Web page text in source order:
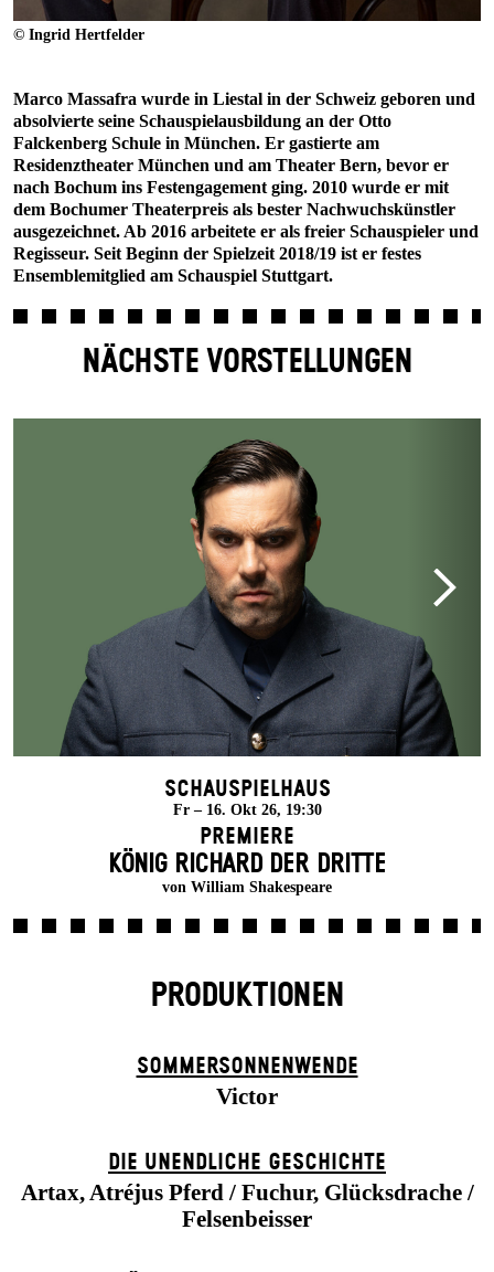
© Ingrid Hertfelder
Marco Massafra wurde in Liestal in der Schweiz geboren und
absolvierte seine Schauspielausbildung an der Otto
Falckenberg Schule in München. Er gastierte am
Residenztheater München und am Theater Bern, bevor er
nach Bochum ins Festengagement ging. 2010 wurde er mit
dem Bochumer Theaterpreis als bester Nachwuchskünstler
ausgezeichnet. Ab 2016 arbeitete er als freier Schauspieler und
Regisseur. Seit Beginn der Spielzeit 2018/19 ist er festes
Ensemblemitglied am Schauspiel Stuttgart.
NÄCHSTE VORSTELLUNGEN
Schauspielhaus
Fr – 16. Okt 26, 19:30
Premiere
KÖNIG RICHARD DER DRITTE
von William Shakespeare
PRODUKTIONEN
SOMMER­SONNEN­WENDE
Victor
DIE UN­ENDLICHE GESCHICHTE
Artax, Atréjus Pferd / Fuchur, Glücksdrache /
Felsenbeisser